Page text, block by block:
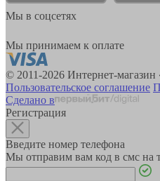
Мы в соцсетях
Мы принимаем к оплате
© 2011-2026 Интернет-
Пользовательское соглашение
Сделано в
Регистрация
Введите номер телефона
Мы отправим вам код в смс на